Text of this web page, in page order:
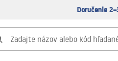
Doručenie